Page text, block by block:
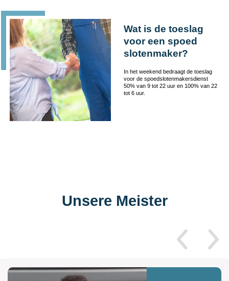
Wat is de toeslag
voor een spoed
slotenmaker?
In het weekend bedraagt de toeslag
voor de spoedslotenmakersdienst
50% van 9 tot 22 uur en 100% van 22
tot 6 uur.
Unsere Meister